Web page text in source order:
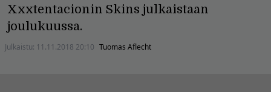
Xxxtentacionin Skins julkaistaan
joulukuussa.
Julkaistu: 11.11.2018 20:10 Tuomas Aflecht